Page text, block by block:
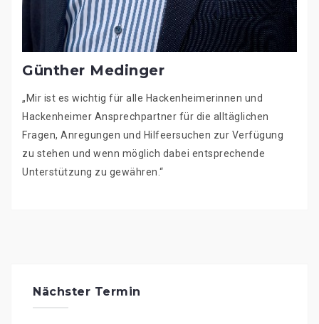
Günther Medinger
„Mir ist es wichtig für alle Hackenheimerinnen und
Hackenheimer Ansprechpartner für die alltäglichen
Fragen, Anregungen und Hilfeersuchen zur Verfügung
zu stehen und wenn möglich dabei entsprechende
Unterstützung zu gewähren.“
Nächster Termin